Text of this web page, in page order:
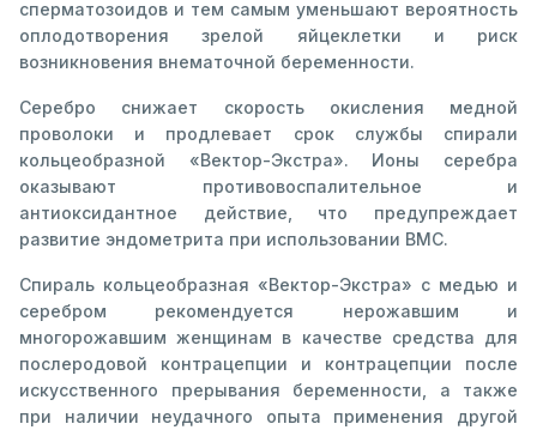
сперматозоидов и тем самым уменьшают вероятность
оплодотворения зрелой яйцеклетки и риск
возникновения внематочной беременности.
Серебро снижает скорость окисления медной
проволоки и продлевает срок службы спирали
кольцеобразной «Вектор-Экстра». Ионы серебра
оказывают противовоспалительное и
антиоксидантное действие, что предупреждает
развитие эндометрита при использовании ВМС.
Спираль кольцеобразная «Вектор-Экстра» с медью и
серебром рекомендуется нерожавшим и
многорожавшим женщинам в качестве средства для
послеродовой контрацепции и контрацепции после
искусственного прерывания беременности, а также
при наличии неудачного опыта применения другой